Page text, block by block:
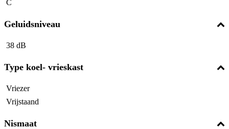
C
Geluidsniveau
38 dB
Type koel- vrieskast
Vriezer
Vrijstaand
Nismaat